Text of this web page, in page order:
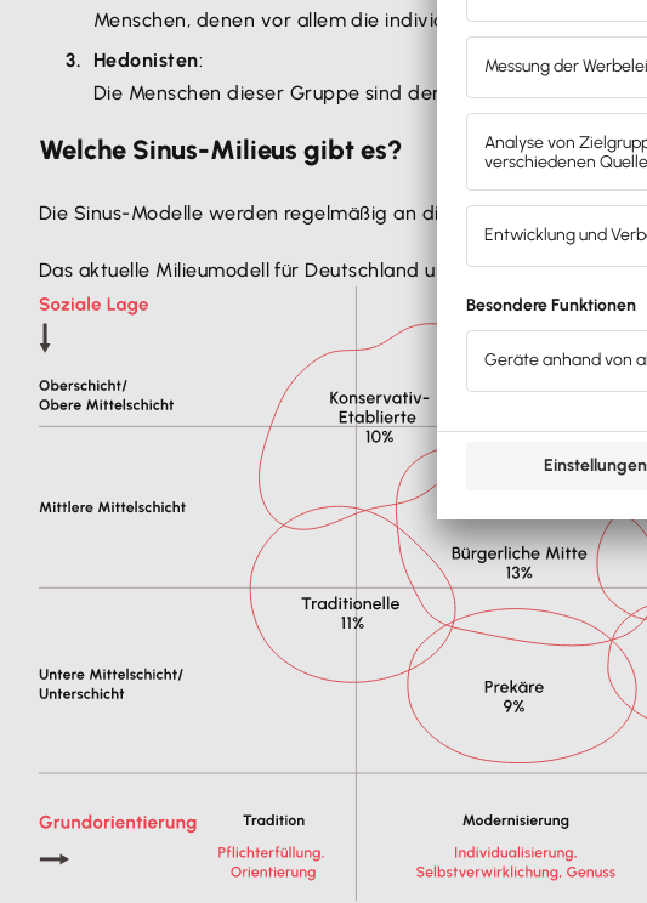
Menschen, denen vor allem die individuelle
Hedonisten:
Die Menschen dieser Gruppe sind den
Konsum-Hedonisten
Welche Sinus-Milieus gibt es?
Die Sinus-Modelle werden regelmäßig an die soziokulturellen
Das aktuelle Milieumodell für Deutschland umfasst10 Gruppen